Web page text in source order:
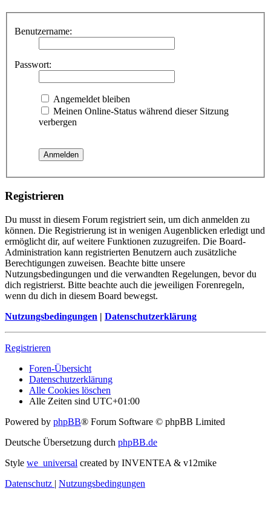
Benutzername:
Passwort:
Angemeldet bleiben
Meinen Online-Status während dieser Sitzung
verbergen
Registrieren
Du musst in diesem Forum registriert sein, um dich anmelden zu
können. Die Registrierung ist in wenigen Augenblicken erledigt und
ermöglicht dir, auf weitere Funktionen zuzugreifen. Die Board-
Administration kann registrierten Benutzern auch zusätzliche
Berechtigungen zuweisen. Beachte bitte unsere
Nutzungsbedingungen und die verwandten Regelungen, bevor du
dich registrierst. Bitte beachte auch die jeweiligen Forenregeln,
wenn du dich in diesem Board bewegst.
Nutzungsbedingungen | Datenschutzerklärung
Registrieren
Foren-Übersicht
Datenschutzerklärung
Alle Cookies löschen
Alle Zeiten sind UTC+01:00
Powered by phpBB® Forum Software © phpBB Limited
Deutsche Übersetzung durch phpBB.de
Style we_universal created by INVENTEA & v12mike
Datenschutz | Nutzungsbedingungen